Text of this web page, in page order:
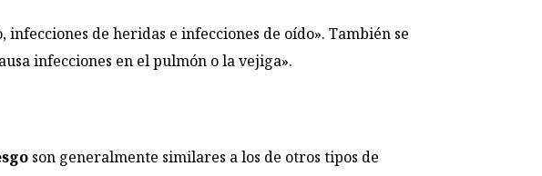
de heridas e infecciones de oído». También se
infecciones en el pulmón o la vejiga».
son generalmente similares a los de otros tipos de